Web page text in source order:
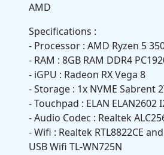
AMD
Specifications :
- Processor : AMD Ryzen 5
- RAM : 8GB RAM DDR4
- iGPU : Radeon RX Vega 8
- Storage : 1x NVME Sabrent
- Touchpad : ELAN ELAN2602
- Audio Codec : Realtek
- Wifi : Realtek RTL8822CE
USB Wifi TL-WN725N